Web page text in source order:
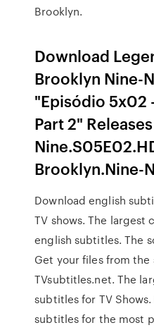
Brooklyn.
Download
Brooklyn Nine-
"Episódio 5x02
Part 2"
Brooklyn.Nine-
Download english
TV shows. The
english subtitles. The
Get your files from the
TVsubtitles.net. The
subtitles for TV
subtitles for the most